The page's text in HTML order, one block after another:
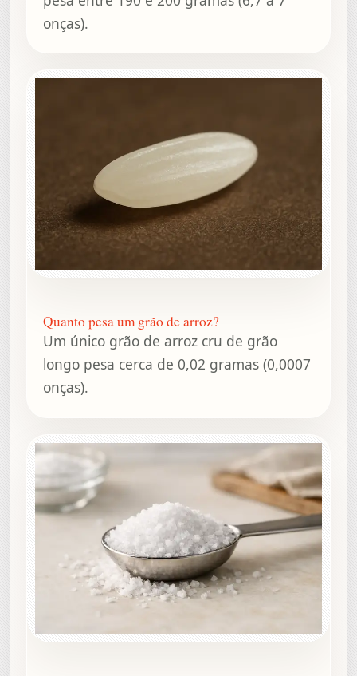
onças).
Quanto pesa um grão de arroz?
Um único grão de arroz cru de grão
longo pesa cerca de 0,02 gramas (0,0007
onças).